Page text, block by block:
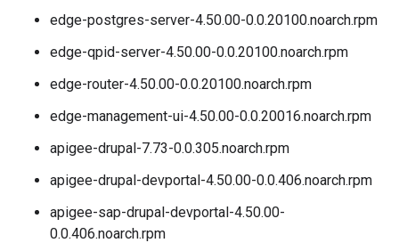
edge-postgres-server-4.50.00-0.0.20100.noarch.rpm
edge-qpid-server-4.50.00-0.0.20100.noarch.rpm
edge-router-4.50.00-0.0.20100.noarch.rpm
edge-management-ui-4.50.00-0.0.20016.noarch.rpm
apigee-drupal-7.73-0.0.305.noarch.rpm
apigee-drupal-devportal-4.50.00-0.0.406.noarch.rpm
apigee-sap-drupal-devportal-4.50.00-
0.0.406.noarch.rpm